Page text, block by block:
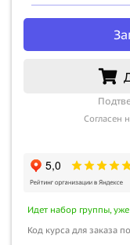
Согласен
Идет набор группы,
Код курса для заказа